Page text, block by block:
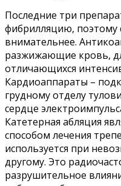
Последние три
фибрилляцию, поэтому
внимательнее.
разжижающие кровь,
отличающихся
Кардиоаппараты –
грудному отделу
сердце
Катетерная абляция
способом лечения
используется при
другому. Это
разрушительное